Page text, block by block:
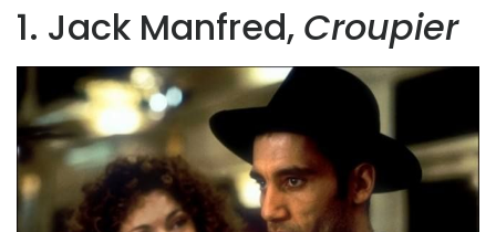
1. Jack Manfred, Croupier